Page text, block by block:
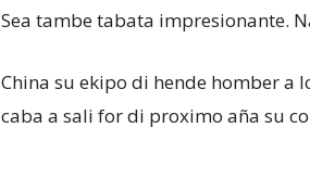
Sea tambe tabata impresionante.
China su ekipo di hende homber a
caba a sali for di proximo aña su